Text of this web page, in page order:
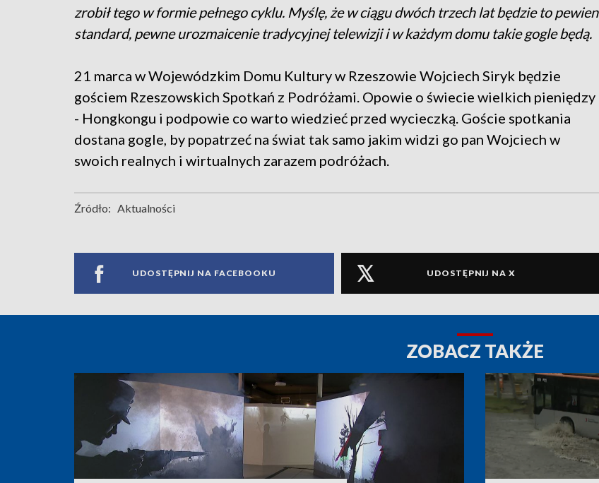
zrobił tego w formie pełnego cyklu. Myślę, że w ciągu dwóch trzech lat będzie to pewien
standard, pewne urozmaicenie tradycyjnej telewizji i w każdym domu takie gogle będą.
21 marca w Wojewódzkim Domu Kultury w Rzeszowie Wojciech Siryk będzie
gościem Rzeszowskich Spotkań z Podróżami. Opowie o świecie wielkich pieniędzy
- Hongkongu i podpowie co warto wiedzieć przed wycieczką. Goście spotkania
dostana gogle, by popatrzeć na świat tak samo jakim widzi go pan Wojciech w
swoich realnych i wirtualnych zarazem podróżach.
Źródło: Aktualności
UDOSTĘPNIJ NA FACEBOOKU UDOSTĘPNIJ NA X
ZOBACZ TAKŻE